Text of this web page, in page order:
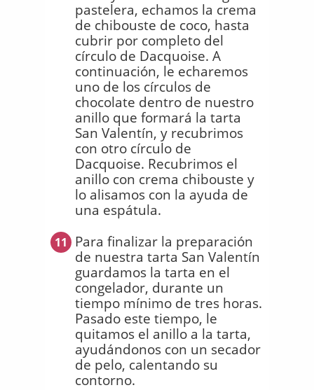
pastelera, echamos la crema
de chibouste de coco, hasta
cubrir por completo del
círculo de Dacquoise. A
continuación, le echaremos
uno de los círculos de
chocolate dentro de nuestro
anillo que formará la tarta
San Valentín, y recubrimos
con otro círculo de
Dacquoise. Recubrimos el
anillo con crema chibouste y
lo alisamos con la ayuda de
una espátula.
11
Para finalizar la preparación
de nuestra tarta San Valentín
guardamos la tarta en el
congelador, durante un
tiempo mínimo de tres horas.
Pasado este tiempo, le
quitamos el anillo a la tarta,
ayudándonos con un secador
de pelo, calentando su
contorno.